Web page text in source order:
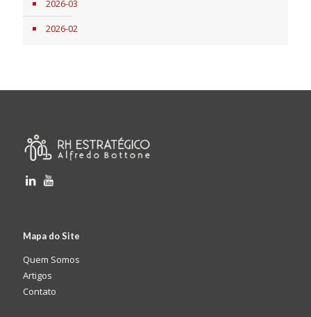
2026-03
2026-02
Mapa do Site
Quem Somos
Artigos
Contato